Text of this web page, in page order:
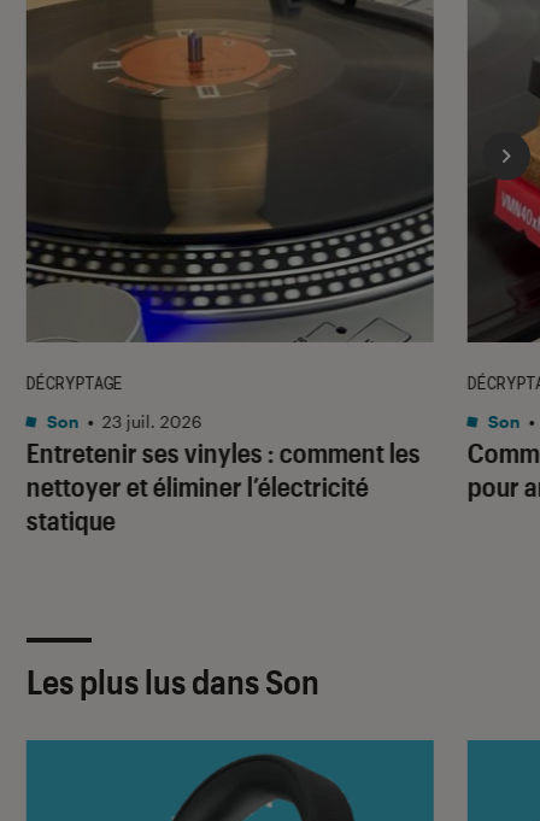
Entretenir ses vinyles : comment les
nettoyer et éliminer l’électricité
statique
DÉCRYPTAGE
Son • 23 juil. 2026
pour
Son •
Les plus lus dans Son